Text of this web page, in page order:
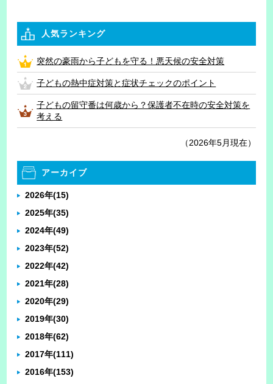
人気ランキング
突然の豪雨から子どもを守る！悪天候の安全対策
子どもの熱中症対策と症状チェックのポイント
子どもの留守番は何歳から？保護者不在時の安全対策を
考える
（2026年5月現在）
アーカイブ
2026年(15)
2025年(35)
2024年(49)
2023年(52)
2022年(42)
2021年(28)
2020年(29)
2019年(30)
2018年(62)
2017年(111)
2016年(153)